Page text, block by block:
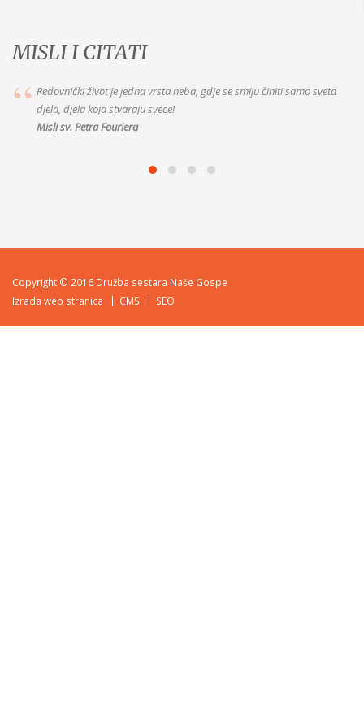
MISLI I CITATI
Ne mogu propustiti ništa od onoga što Bog traži od mene.
Misli Majke Alix le Clerc
Copyright © 2016 Družba sestara Naše Gospe
Izrada web stranica
CMS SEO